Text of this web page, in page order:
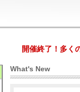
開催終了！多く
What's New